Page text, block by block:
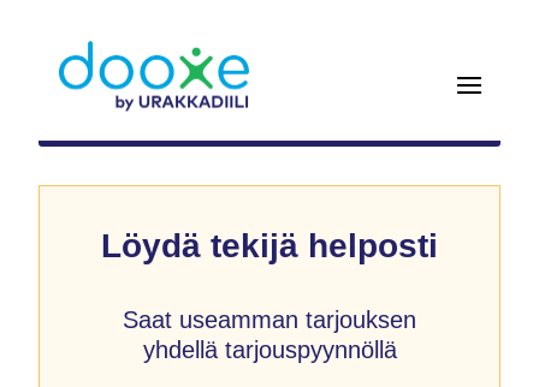
Löydä tekijä helposti
Saat useamman tarjouksen
yhdellä tarjouspyynnöllä